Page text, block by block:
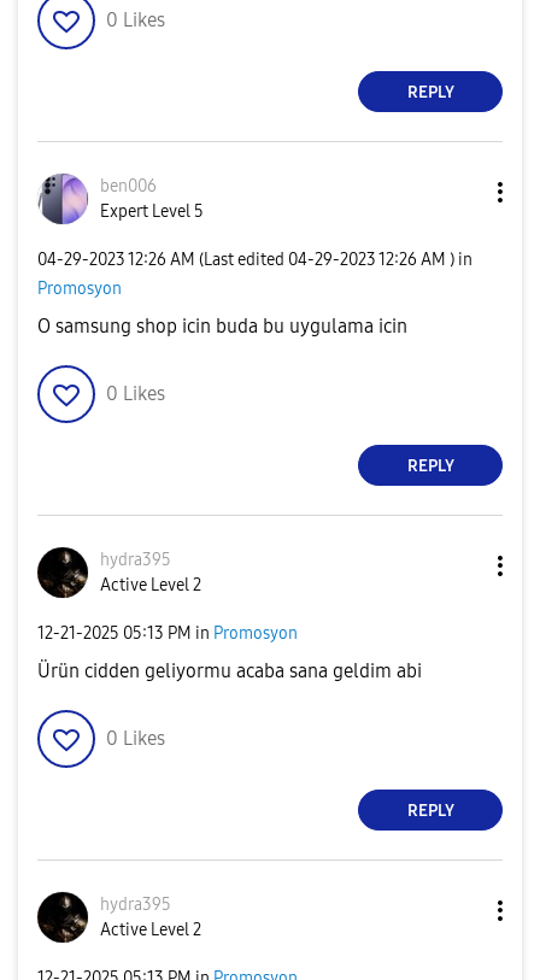
0 Likes
REPLY
ben006
Expert Level 5
‎04-29-202312:26 AM (Last edited ‎04-29-202312:26 AM ) in
Promosyon
O samsung shop icin buda bu uygulama icin
0 Likes
REPLY
hydra395
Active Level 2
‎12-21-2025 05:13 PM in Promosyon
Ürün cidden geliyormu acaba sana geldim abi
0 Likes
REPLY
hydra395
Active Level 2